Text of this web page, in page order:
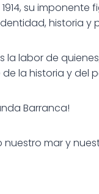
su
historia y
la labor de
la historia y del
Barranca!
mar y